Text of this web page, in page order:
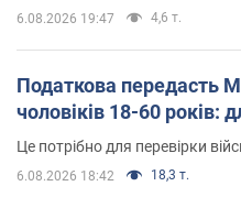
6.08.2026 19:47 4,6 т.
Податкова передасть
чоловіків 18-60 років:
Це потрібно для перевірки
6.08.2026 18:42 18,3 т.